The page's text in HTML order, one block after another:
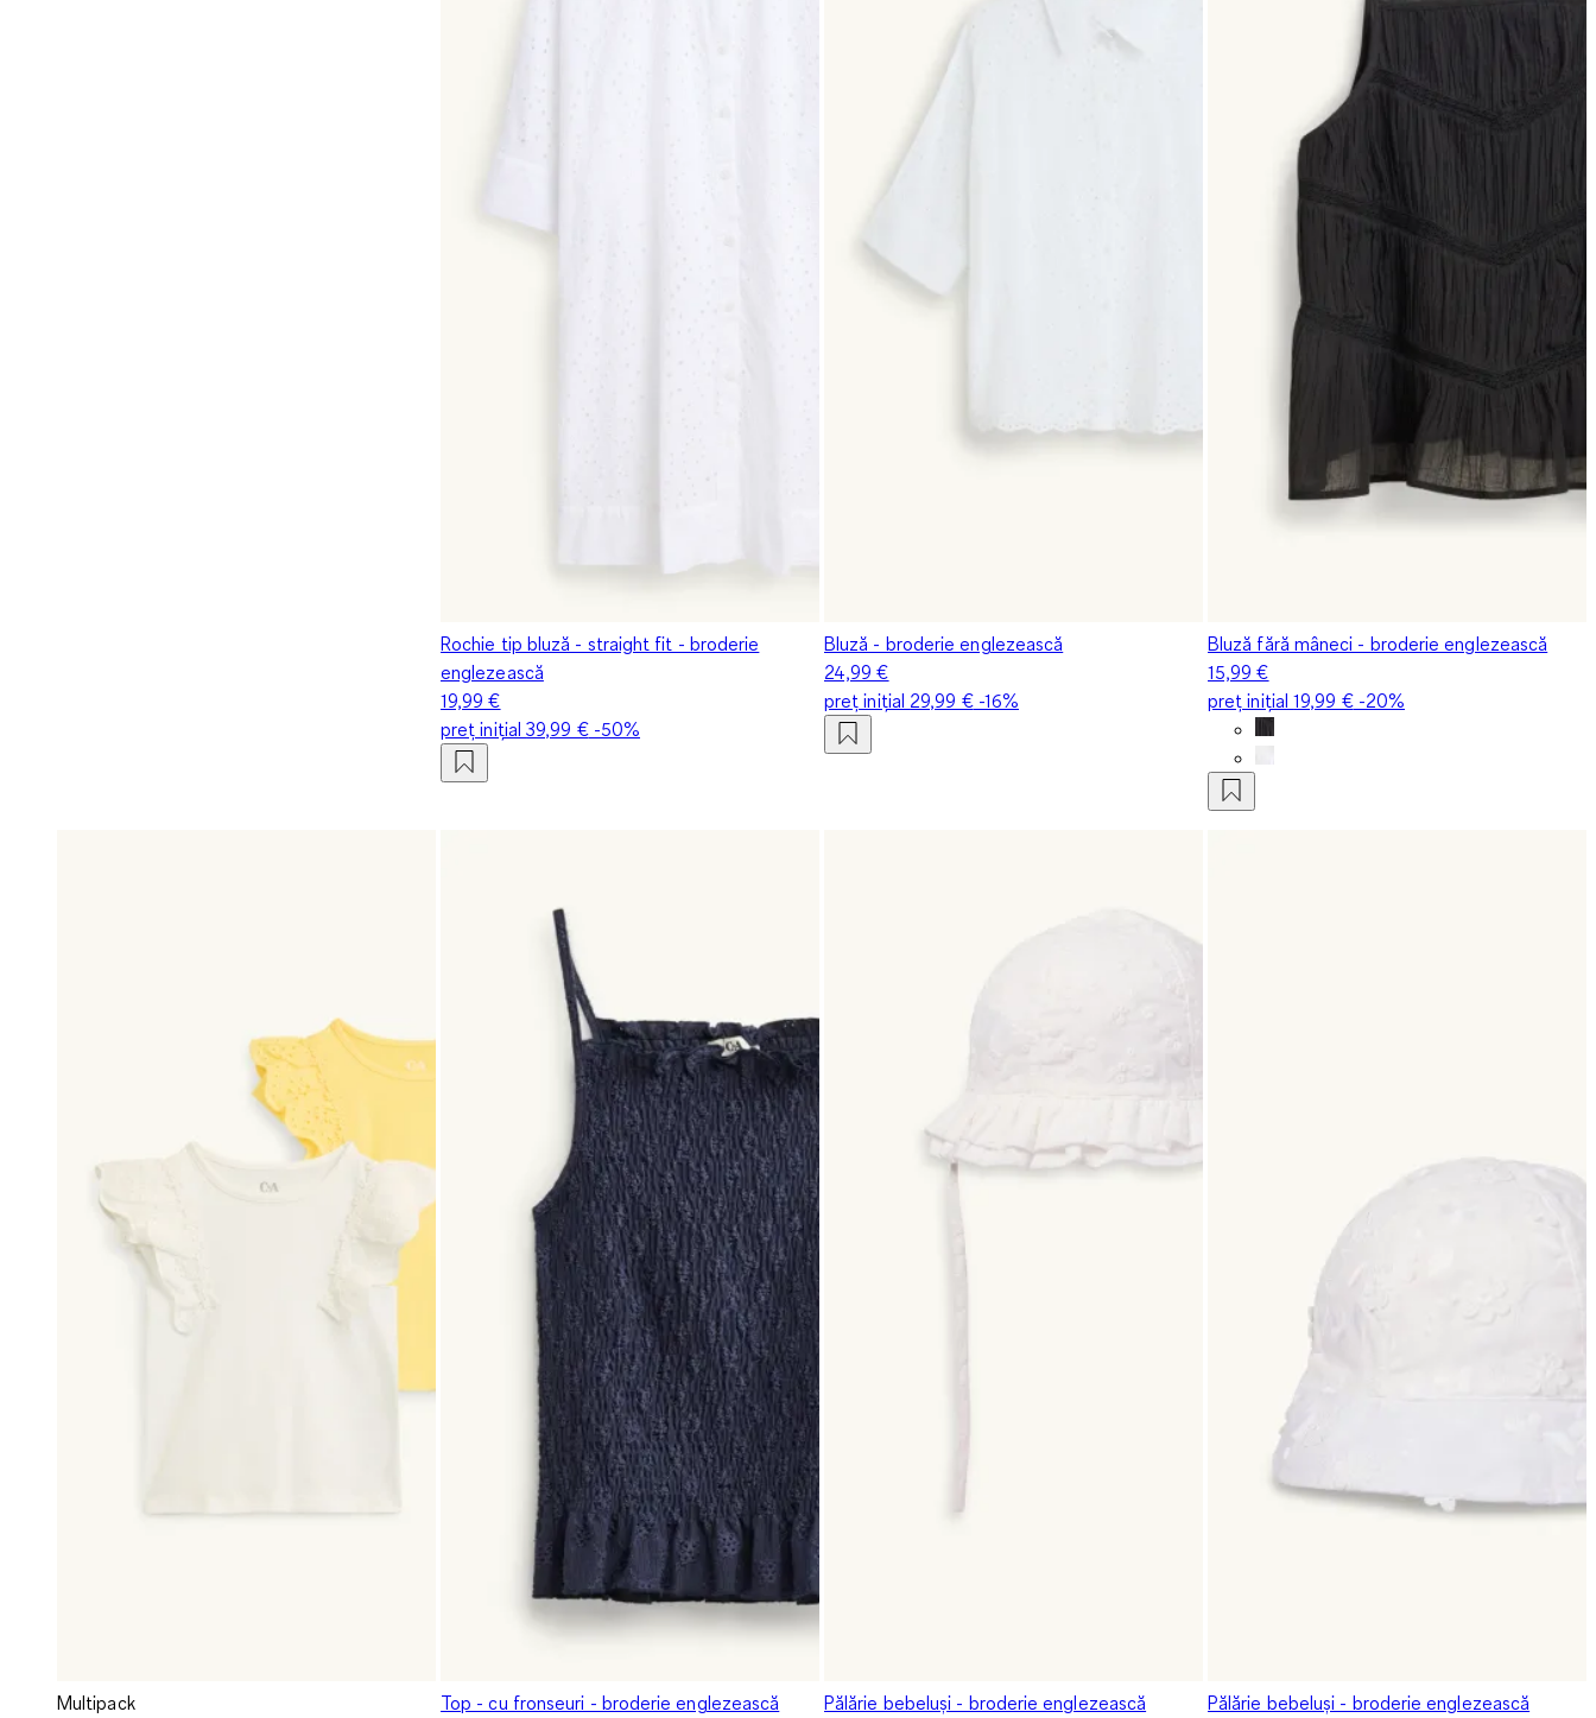
Rochie tip bluză - straight fit - broderie
englezească
19,99 €
preț inițial39,99 €-50%
Bluză - broderie englezească
24,99 €
preț inițial 29,99 €-16%
Bluză fără mâneci - broderie englezească
15,99 €
preț inițial19,99 €-20%
Multipack Top - cu fronseuri - broderie englezească Pălărie bebeluși - broderie englezească Pălărie bebeluși - broderie englezească